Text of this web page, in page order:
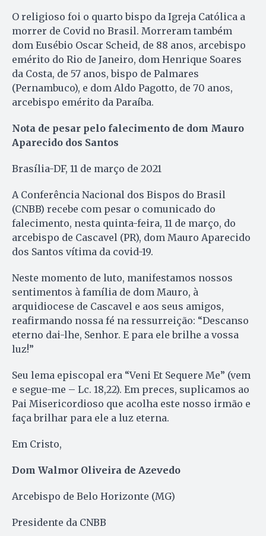
O religioso foi o quarto bispo da Igreja Católica a
morrer de Covid no Brasil. Morreram também
dom Eusébio Oscar Scheid, de 88 anos, arcebispo
emérito do Rio de Janeiro, dom Henrique Soares
da Costa, de 57 anos, bispo de Palmares
(Pernambuco), e dom Aldo Pagotto, de 70 anos,
arcebispo emérito da Paraíba.
Nota de pesar pelo falecimento de dom Mauro
Aparecido dos Santos
Brasília-DF, 11 de março de 2021
A Conferência Nacional dos Bispos do Brasil
(CNBB) recebe com pesar o comunicado do
falecimento, nesta quinta-feira, 11 de março, do
arcebispo de Cascavel (PR), dom Mauro Aparecido
dos Santos vítima da covid-19.
Neste momento de luto, manifestamos nossos
sentimentos à família de dom Mauro, à
arquidiocese de Cascavel e aos seus amigos,
reafirmando nossa fé na ressurreição: “Descanso
eterno dai-lhe, Senhor. E para ele brilhe a vossa
luz!”
Seu lema episcopal era “Veni Et Sequere Me” (vem
e segue-me – Lc. 18,22). Em preces, suplicamos ao
Pai Misericordioso que acolha este nosso irmão e
faça brilhar para ele a luz eterna.
Em Cristo,
Dom Walmor Oliveira de Azevedo
Arcebispo de Belo Horizonte (MG)
Presidente da CNBB